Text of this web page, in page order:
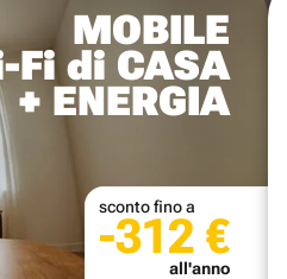
MOBILE
Fi di CASA
+ ENERGIA
sconto fino a
-312 €
all'anno